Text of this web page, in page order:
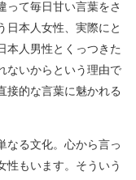
って毎日甘い言葉をさ
日本人女性、実際にと
本人男性とくっつきた
ないからという理由で
接的な言葉に魅かれる
なる文化。心から言っ
性もいます。そういう